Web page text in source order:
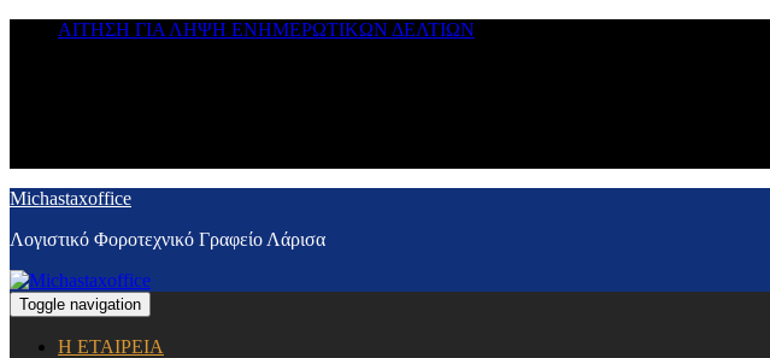
ΑΙΤΗΣΗ ΓΙΑ ΛΗΨΗ ΕΝΗΜΕΡΩΤΙΚΩΝ ΔΕΛΤΙΩΝ
Michastaxoffice
Λογιστικό Φοροτεχνικό Γραφείο Λάρισα
Toggle navigation
Η ΕΤΑΙΡΕΙΑ